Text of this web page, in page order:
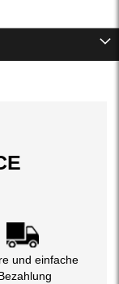
und einfache